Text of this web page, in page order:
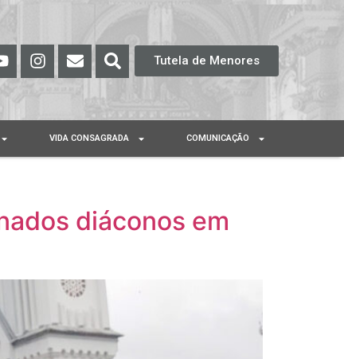
Tutela de Menores
VIDA CONSAGRADA COMUNICAÇÃO
diáconos em